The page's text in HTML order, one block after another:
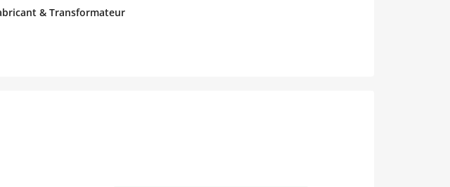
& Transformateur